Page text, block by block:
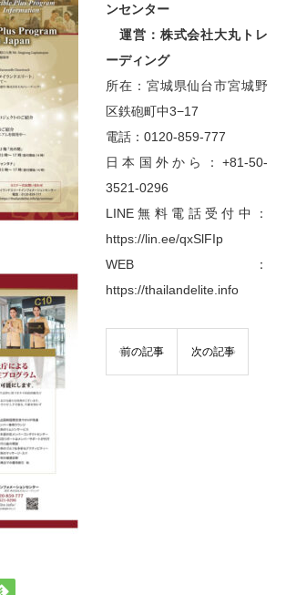
ンセンター
運営：株式会社大丸トレ
ーディング
所在：宮城県仙台市宮城野
区鉄砲町中3−17
電話：0120-859-777
日本国外から：+81-50-
3521-0296
LINE無料電話受付中：
https://lin.ee/qxSlFIp
WEB：
https://thailandelite.info
前の記事 次の記事